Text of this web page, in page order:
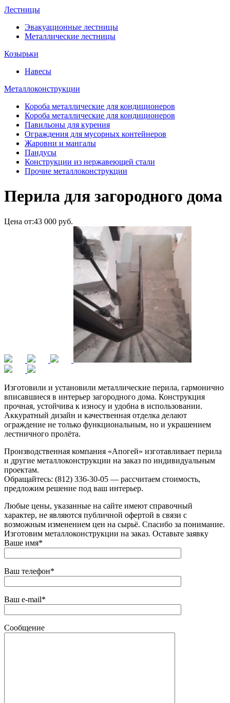
Лестницы
Эвакуационные лестницы
Металлические лестницы
Козырьки
Навесы
Металлоконструкции
Короба металлические для кондиционеров
Короба металлические для кондиционеров
Павильоны для курения
Ограждения для мусорных контейнеров
Жаровни и мангалы
Пандусы
Конструкции из нержавеющей стали
Прочие металлоконструкции
Перила для загородного дома
Цена от:43 000 руб.
Изготовили и установили металлические перила, гармонично
вписавшиеся в интерьер загородного дома. Конструкция
прочная, устойчива к износу и удобна в использовании.
Аккуратный дизайн и качественная отделка делают
ограждение не только функциональным, но и украшением
лестничного пролёта.
Производственная компания «Апогей» изготавливает перила
и другие металлоконструкции на заказ по индивидуальным
проектам.
Обращайтесь: (812) 336-30-05 — рассчитаем стоимость,
предложим решение под ваш интерьер.
Любые цены, указанные на сайте имеют справочный
характер, не являются публичной офертой в связи с
возможным изменением цен на сырьё. Спасибо за понимание.
Изготовим металлоконструкции на заказ. Оставьте заявку
Ваше имя*
Ваш телефон*
Ваш e-mail*
Сообщение